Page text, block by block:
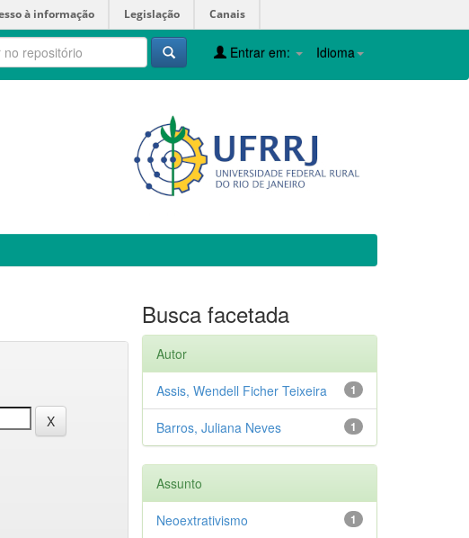
à informação Legislação Canais
Idioma
Entrar em:
Busca facetada
Autor
1
Assis, Wendell Ficher Teixeira
1
Barros, Juliana Neves
Assunto
1
Neoextrativismo